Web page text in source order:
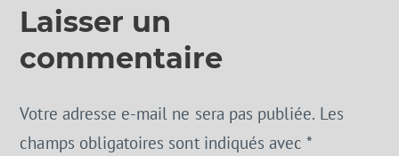
Laisser un
commentaire
Votre adresse e-mail ne sera pas publiée. Les
champs obligatoires sont indiqués avec*